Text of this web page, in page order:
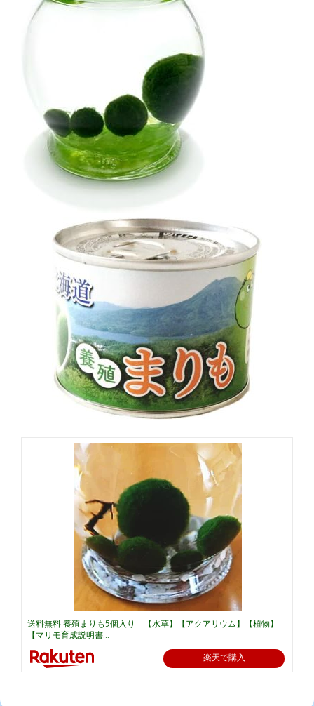
送料無料 養殖まりも5個入り 【水草】【アクアリウム】【植物】
【マリモ育成説明書...
楽天で購入